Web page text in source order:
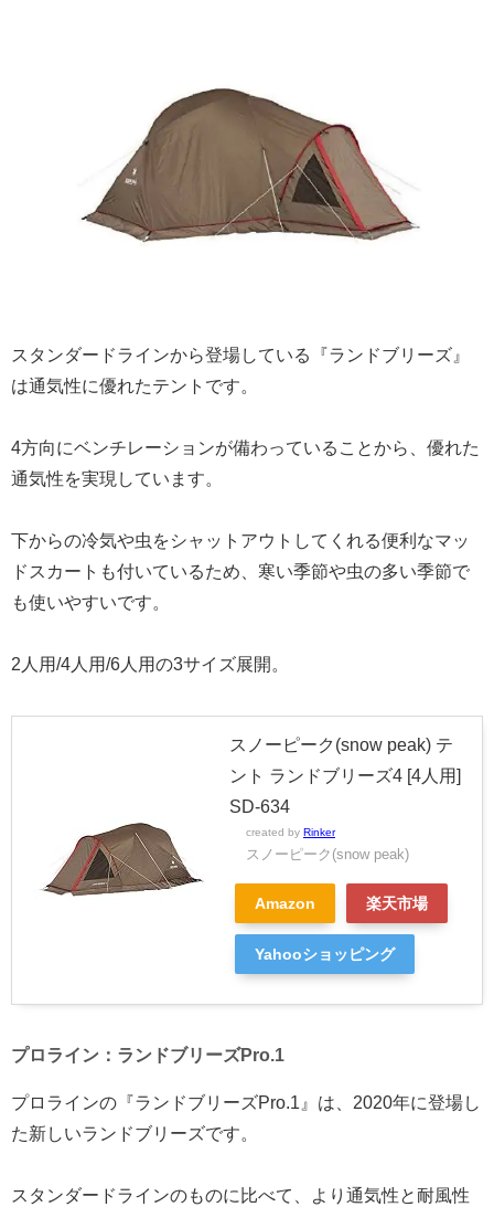
スタンダードラインから登場している『ランドブリーズ』
は通気性に優れたテントです。
4方向にベンチレーションが備わっていることから、優れた
通気性を実現しています。
下からの冷気や虫をシャットアウトしてくれる便利なマッ
ドスカートも付いているため、寒い季節や虫の多い季節で
も使いやすいです。
2人用/4人用/6人用の3サイズ展開。
スノーピーク(snow peak) テ
ント ランドブリーズ4 [4人用]
SD-634
created by Rinker
スノーピーク(snow peak)
Amazon 楽天市場
Yahooショッピング
プロライン：ランドブリーズPro.1
プロラインの『ランドブリーズPro.1』は、2020年に登場し
た新しいランドブリーズです。
スタンダードラインのものに比べて、より通気性と耐風性